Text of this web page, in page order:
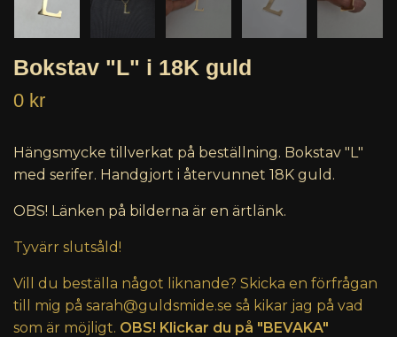
Bokstav "L" i 18K guld
0 kr
Hängsmycke tillverkat på beställning. Bokstav "L"
med serifer. Handgjort i återvunnet 18K guld.
OBS! Länken på bilderna är en ärtlänk.
Tyvärr slutsåld!
Vill du beställa något liknande? Skicka en förfrågan
till mig på sarah@guldsmide.se så kikar jag på vad
som är möjligt. OBS! Klickar du på "BEVAKA"